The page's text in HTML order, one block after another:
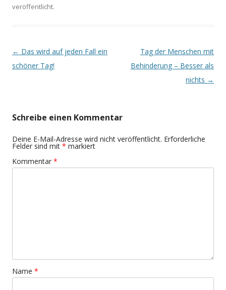
veröffentlicht.
Beitragsnavigation
← Das wird auf jeden Fall ein
schöner Tag!
Tag der Menschen mit
Behinderung – Besser als
nichts →
Schreibe einen Kommentar
Deine E-Mail-Adresse wird nicht veröffentlicht. Erforderliche
Felder sind mit * markiert
Kommentar *
Name *